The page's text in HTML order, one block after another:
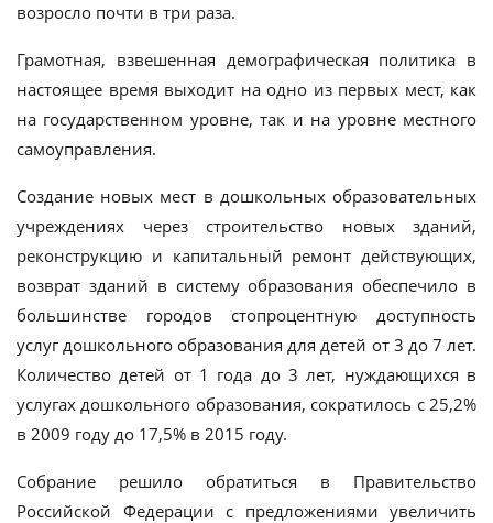
возросло почти в три раза.
Грамотная, взвешенная демографическая политика в
настоящее время выходит на одно из первых мест, как
на государственном уровне, так и на уровне местного
самоуправления.
Создание новых мест в дошкольных образовательных
учреждениях через строительство новых зданий,
реконструкцию и капитальный ремонт действующих,
возврат зданий в систему образования обеспечило в
большинстве городов стопроцентную доступность
услуг дошкольного образования для детей от 3 до 7 лет.
Количество детей от 1 года до 3 лет, нуждающихся в
услугах дошкольного образования, сократилось с 25,2%
в 2009 году до 17,5% в 2015 году.
Собрание решило обратиться в Правительство
Российской Федерации с предложениями увеличить